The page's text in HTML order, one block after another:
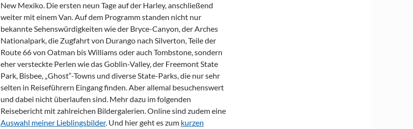
New Mexiko. Die ersten neun Tage auf der Harley, anschließend
weiter mit einem Van. Auf dem Programm standen nicht nur
bekannte Sehenswürdigkeiten wie der Bryce-Canyon, der Arches
Nationalpark, die Zugfahrt von Durango nach Silverton, Teile der
Route 66 von Oatman bis Williams oder auch Tombstone, sondern
eher versteckte Perlen wie das Goblin-Valley, der Freemont State
Park, Bisbee, „Ghost“-Towns und diverse State-Parks, die nur sehr
selten in Reiseführern Eingang finden. Aber allemal besuchenswert
und dabei nicht überlaufen sind. Mehr dazu im folgenden
Reisebericht mit zahlreichen Bildergalerien. Online sind zudem eine
Auswahl meiner Lieblingsbilder. Und hier geht es zum kurzen